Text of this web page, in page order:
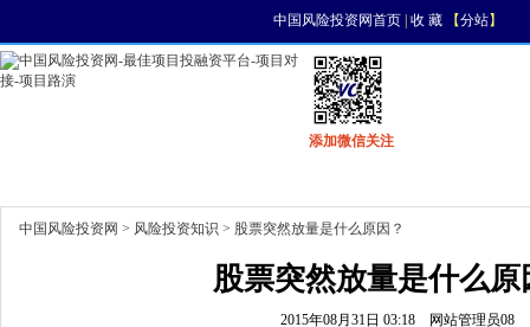
中国风险投资网首页| 收 藏【分站】
添加微信关注
中国风险投资网 > 风险投资知识 > 股票突然放量是什么原因？
股票突然放量是什么原
2015年08月31日 03:18 网站管理员08